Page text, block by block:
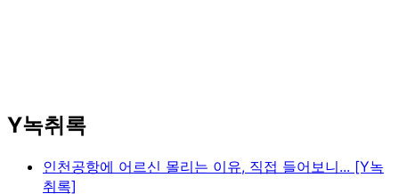
Y녹취록
인천공항에 어르신 몰리는 이유, 직접 들어보니... [Y녹
취록]